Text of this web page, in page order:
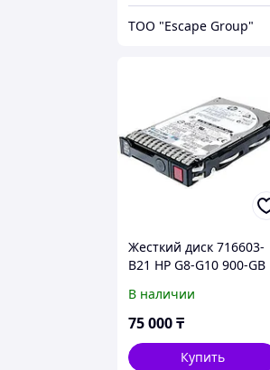
ТОО "Escape Group"
Жесткий диск 716603-
B21 HP G8-G10 900-GB
В наличии
75 000₸
Купить